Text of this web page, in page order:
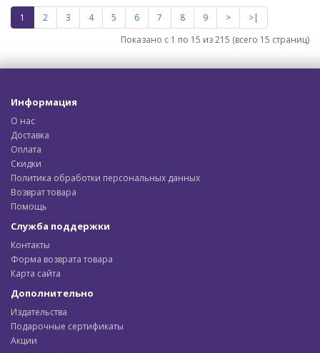
1 2 3 4 5 6 7 8 9 >
>|
Показано с 1 по 15 из 215 (всего 15 страниц)
Информация
О нас
Доставка
Оплата
Скидки
Политика обработки персональных данных
Возврат товара
Помощь
Служба поддержки
Контакты
Форма возврата товара
Карта сайта
Дополнительно
Издательства
Подарочные сертификаты
Акции